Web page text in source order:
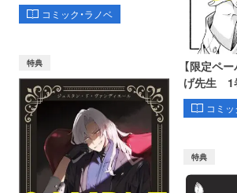
コミック・ラノベ
【限定ペ
げ先生 1
コミッ
特典
特典